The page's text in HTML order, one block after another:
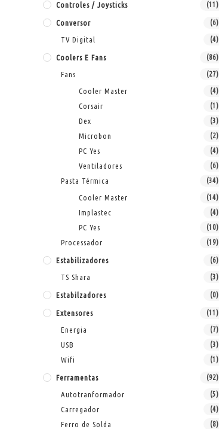
Controles / Joysticks (11)
Conversor (6)
TV Digital (4)
Coolers E Fans (86)
Fans (27)
Cooler Master (4)
Corsair (1)
Dex (3)
Microbon (2)
PC Yes (4)
Ventiladores (6)
Pasta Térmica (34)
Cooler Master (14)
Implastec (4)
PC Yes (10)
Processador (19)
Estabilizadores (6)
TS Shara (3)
Estabilzadores (0)
Extensores (11)
Energia (7)
USB (3)
Wifi (1)
Ferramentas (92)
Autotranformador (5)
Carregador (4)
Ferro de Solda (8)